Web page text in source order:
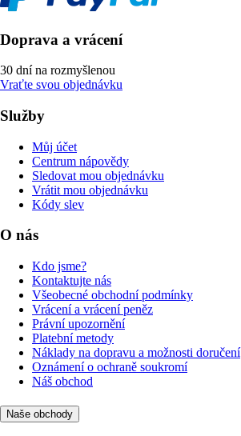
Doprava a vrácení
30 dní na rozmyšlenou
Vraťte svou objednávku
Služby
Můj účet
Centrum nápovědy
Sledovat mou objednávku
Vrátit mou objednávku
Kódy slev
O nás
Kdo jsme?
Kontaktujte nás
Všeobecné obchodní podmínky
Vrácení a vrácení peněz
Právní upozornění
Platební metody
Náklady na dopravu a možnosti doručení
Oznámení o ochraně soukromí
Náš obchod
Naše obchody